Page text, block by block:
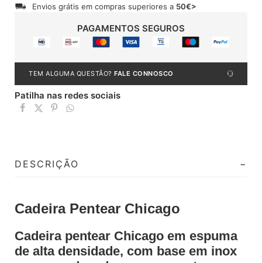
Envios grátis em compras superiores a 50€>
PAGAMENTOS SEGUROS
TEM ALGUMA QUESTÃO? FALE CONNOSCO
Patilha nas redes sociais
DESCRIÇÃO
Cadeira Pentear Chicago
Cadeira pentear Chicago em espuma
de alta densidade, com base em inox